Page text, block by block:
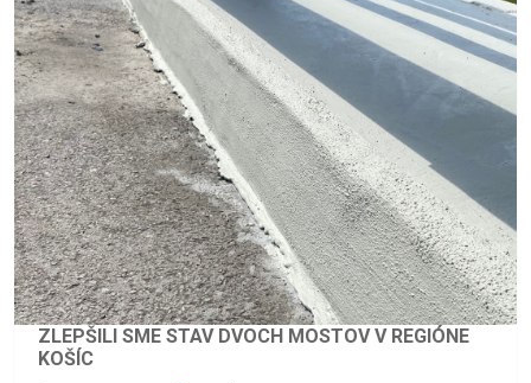
ZLEPŠILI SME STAV DVOCH MOSTOV V REGIÓNE
KOŠÍC